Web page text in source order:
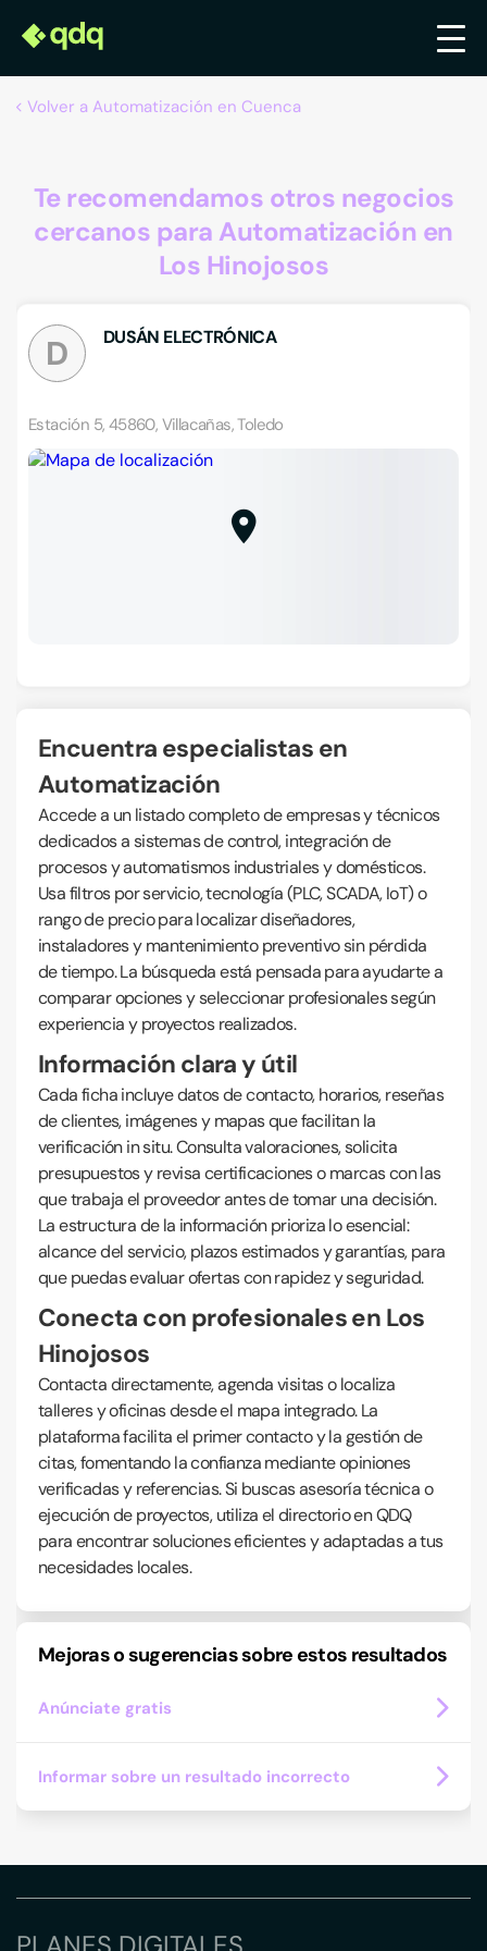
Volver a Automatización en Cuenca
Te recomendamos otros negocios
cercanos para Automatización en
Los Hinojosos
D DUSÁN ELECTRÓNICA
Estación 5, 45860, Villacañas, Toledo
Encuentra especialistas en
Automatización
Accede a un listado completo de empresas y técnicos
dedicados a sistemas de control, integración de
procesos y automatismos industriales y domésticos.
Usa filtros por servicio, tecnología (PLC, SCADA, IoT) o
rango de precio para localizar diseñadores,
instaladores y mantenimiento preventivo sin pérdida
de tiempo. La búsqueda está pensada para ayudarte a
comparar opciones y seleccionar profesionales según
experiencia y proyectos realizados.
Información clara y útil
Cada ficha incluye datos de contacto, horarios, reseñas
de clientes, imágenes y mapas que facilitan la
verificación in situ. Consulta valoraciones, solicita
presupuestos y revisa certificaciones o marcas con las
que trabaja el proveedor antes de tomar una decisión.
La estructura de la información prioriza lo esencial:
alcance del servicio, plazos estimados y garantías, para
que puedas evaluar ofertas con rapidez y seguridad.
Conecta con profesionales en Los
Hinojosos
Contacta directamente, agenda visitas o localiza
talleres y oficinas desde el mapa integrado. La
plataforma facilita el primer contacto y la gestión de
citas, fomentando la confianza mediante opiniones
verificadas y referencias. Si buscas asesoría técnica o
ejecución de proyectos, utiliza el directorio en QDQ
para encontrar soluciones eficientes y adaptadas a tus
necesidades locales.
Mejoras o sugerencias sobre estos resultados
Anúnciate gratis
Informar sobre un resultado incorrecto